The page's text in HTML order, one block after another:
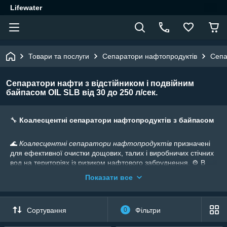
Lifewater
Товари та послуги Сепаратори нафтопродуктів
Сепаратори нафти з відстійником і подвійним
байпасом OIL SLB від 30 до 250 л/сек.
🔧 Коалесцентні сепаратори нафтопродуктів з байпасом
🌊 Коалесцентні сепаратори нафтопродуктів призначені
для ефективної очистки дощових, талих і виробничих стічних
вод на територіях із ризиком нафтового забруднення. ⚙️ В
відокремлення вільних масел та частково емульгованих
🌀 Пристрій також уловлює частинки завислих речовин, які
осідають у спеціальному відсіку для збору осаду в нижній
частині корпусу.
Показати все
Сортування 0 Фільтри